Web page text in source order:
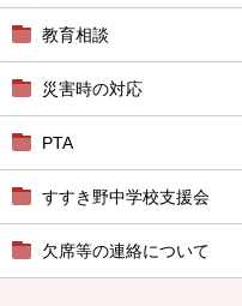
教育相談
災害時の対応
PTA
すすき野中学校支援会
欠席等の連絡について